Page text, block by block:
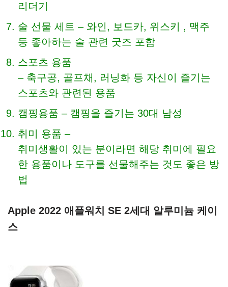
리더기
술 선물 세트 – 와인, 보드카, 위스키 , 맥주
등 좋아하는 술 관련 굿즈 포함
스포츠 용품
– 축구공, 골프채, 러닝화 등 자신이 즐기는
스포츠와 관련된 용품
캠핑용품 – 캠핑을 즐기는 30대 남성
취미 용품 –
취미생활이 있는 분이라면 해당 취미에 필요
한 용품이나 도구를 선물해주는 것도 좋은 방
법
Apple 2022 애플워치 SE 2세대 알루미늄 케이
스